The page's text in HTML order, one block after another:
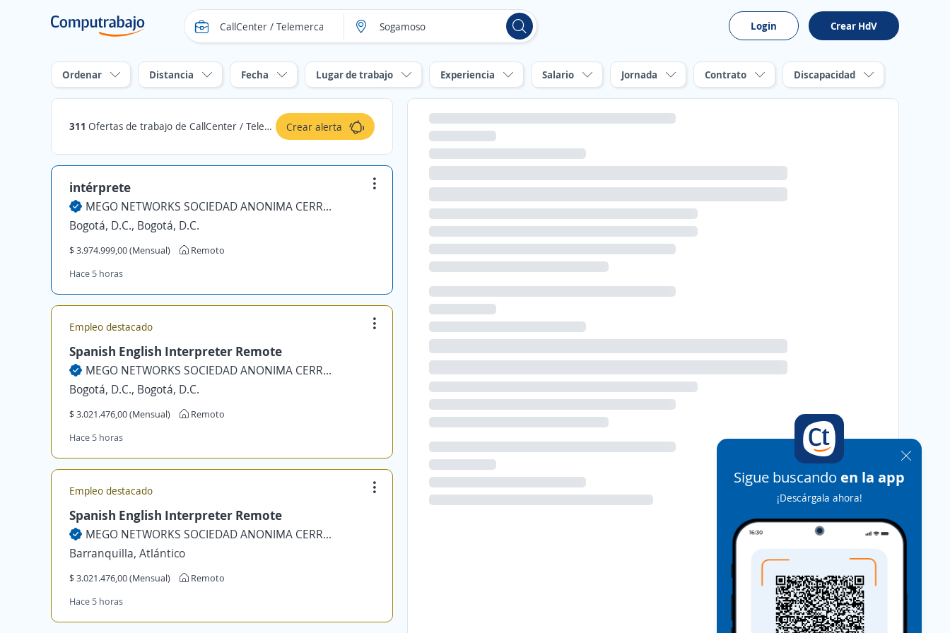
Login Crear HdV
Ordenar Distancia Fecha Lugar de trabajo Experiencia Salario Jornada Contrato Discapacidad
311 Ofertas de trabajo de CallCenter / Telemercadeo en Sogamoso, Boyacá Crear alerta
intérprete
MEGO NETWORKS SOCIEDAD ANONIMA CERRADA
Bogotá, D.C., Bogotá, D.C.
$ 3.974.999,00 (Mensual)
Remoto
Hace 5 horas
Empleo destacado
Spanish English Interpreter Remote
MEGO NETWORKS SOCIEDAD ANONIMA CERRADA
Bogotá, D.C., Bogotá, D.C.
$ 3.021.476,00 (Mensual)
Remoto
Hace 5 horas
Empleo destacado
Spanish English Interpreter Remote
MEGO NETWORKS SOCIEDAD ANONIMA CERRADA
Barranquilla, Atlántico
$ 3.021.476,00 (Mensual)
Remoto
Hace 5 horas
Sigue buscando en la app
¡Descárgala ahora!